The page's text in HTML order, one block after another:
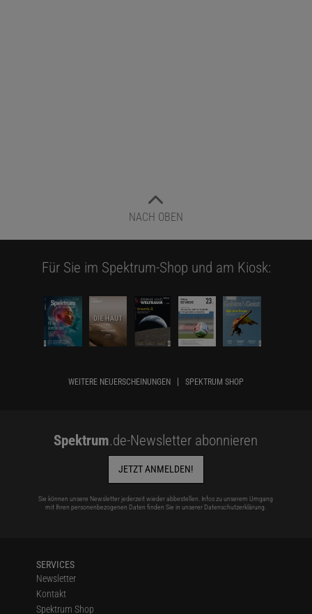
NACH OBEN
Für Sie im Spektrum-Shop und am Kiosk:
WEITERE NEUERSCHEINUNGEN SPEKTRUM SHOP
Spektrum.de-Newsletter abonnieren
JETZT ANMELDEN!
Sie können unsere Newsletter jederzeit wieder abbestellen. Infos zu unserem Umgang
mit Ihren personenbezogenen Daten finden Sie in unserer Datenschutzerklärung
SERVICES
Newsletter
Kontakt
Spektrum Shop